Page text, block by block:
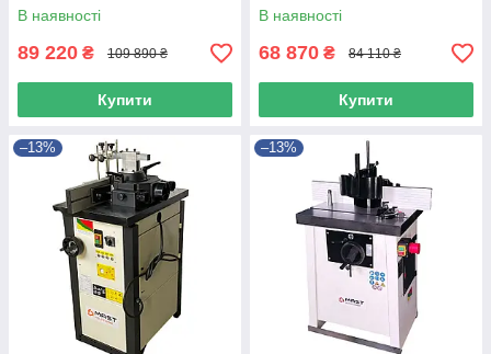
В наявності
89 220 ₴ 109 890 ₴
Купити
В наявності
68 870 ₴ 84 110 ₴
Купити
–13% –13%